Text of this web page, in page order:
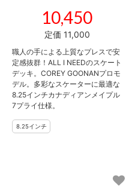
10,450
定価 11,000
職人の手による上質なプレスで安
定感抜群！ALL I NEEDのスケート
デッキ。COREY GOONANプロモ
デル。多彩なスケーターに最適な
8.25インチカナディアンメイプル
7プライ仕様。